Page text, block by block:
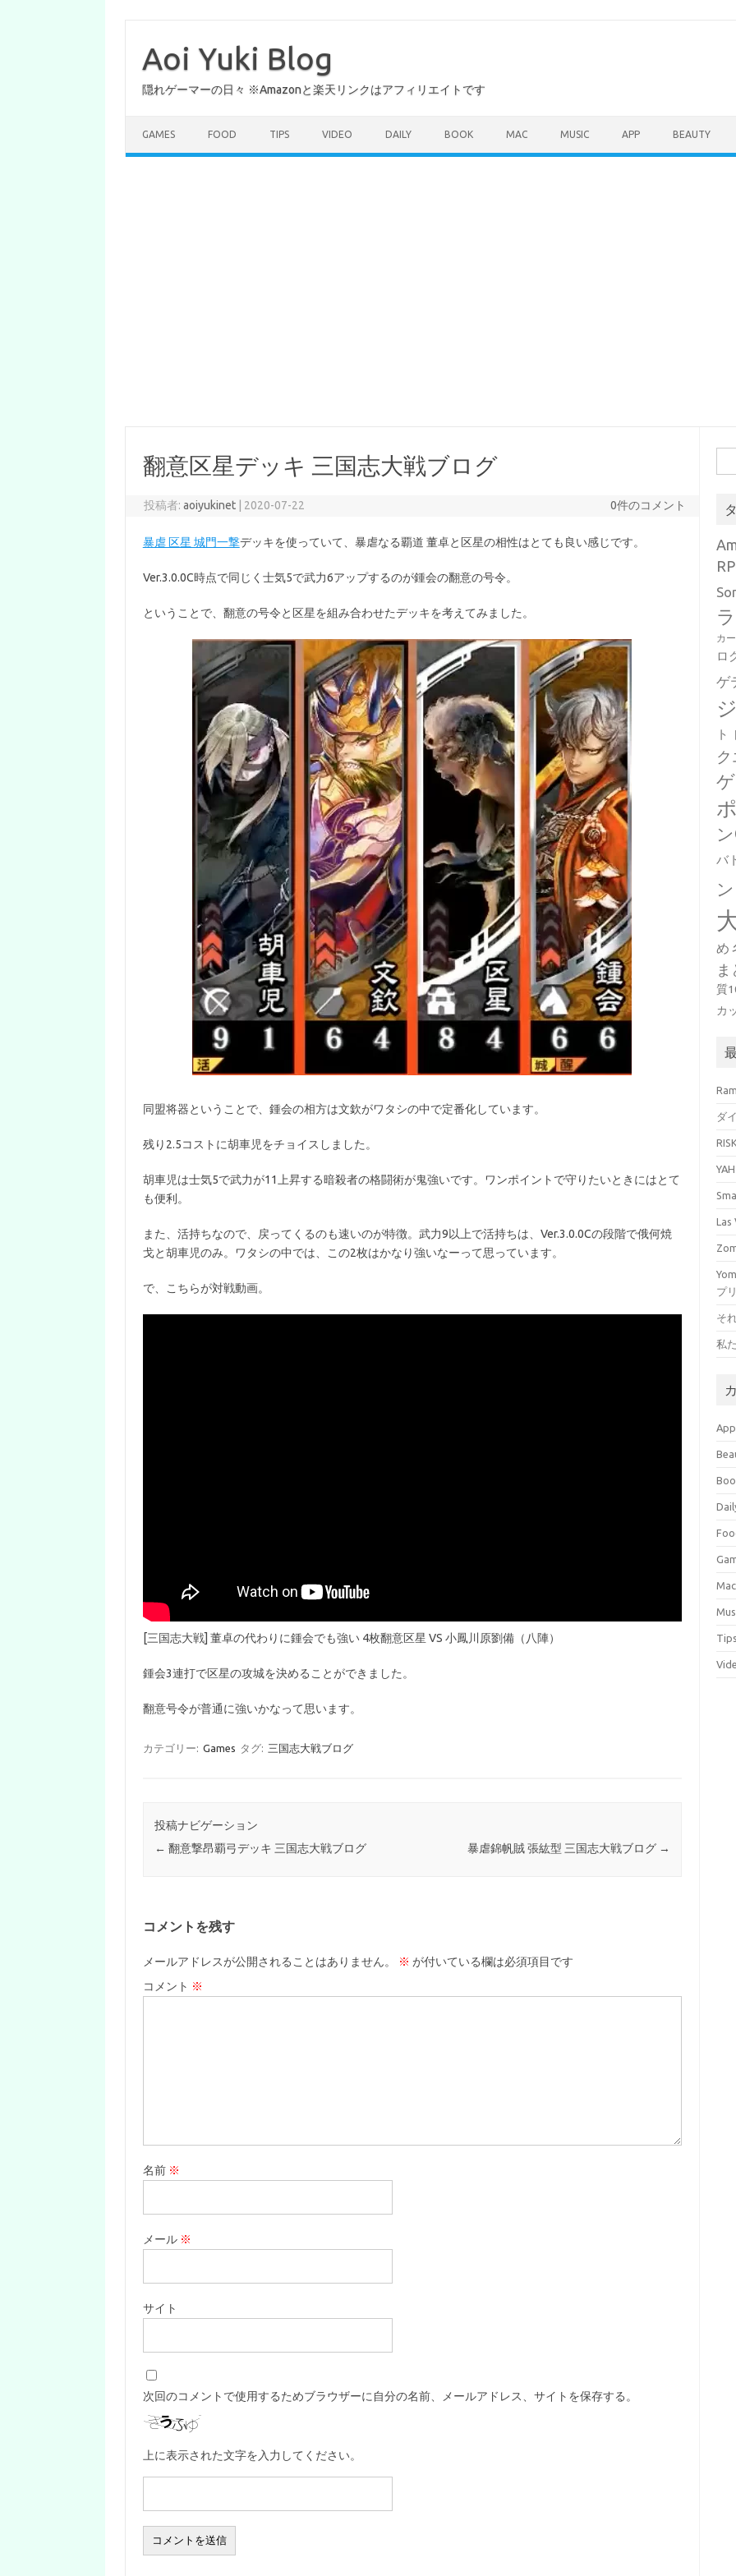
Aoi Yuki Blog
隠れゲーマーの日々 ※Amazonと楽天リンクはアフィリエイトです
GAMES FOOD TIPS VIDEO DAILY BOOK MAC MUSIC APP BEAUTY
翻意区星デッキ 三国志大戦ブログ
投稿者:aoiyukinet 2020-07-22 0件のコメント
暴虐 区星 城門一撃デッキを使っていて、暴虐なる覇道 董卓と区星の相性はとても良い感じです。
Ver.3.0.0C時点で同じく士気5で武力6アップするのが鍾会の翻意の号令。
ということで、翻意の号令と区星を組み合わせたデッキを考えてみました。
同盟将器ということで、鍾会の相方は文欽がワタシの中で定番化しています。
残り2.5コストに胡車児をチョイスしました。
胡車児は士気5で武力が11上昇する暗殺者の格闘術が鬼強いです。ワンポイントで守りたいときにはとて
も便利。
また、活持ちなので、戻ってくるのも速いのが特徴。武力9以上で活持ちは、Ver.3.0.0Cの段階で俄何焼
戈と胡車児のみ。ワタシの中では、この2枚はかなり強いなーって思っています。
で、こちらが対戦動画。
[三国志大戦] 董卓の代わりに鍾会でも強い 4枚翻意区星 VS 小鳳川原劉備（八陣）
鍾会3連打で区星の攻城を決めることができました。
翻意号令が普通に強いかなって思います。
カテゴリー: Games タグ: 三国志大戦ブログ
投稿ナビゲーション
← 翻意撃昂覇弓デッキ 三国志大戦ブログ 暴虐錦帆賊 張紘型 三国志大戦ブログ →
コメントを残す
メールアドレスが公開されることはありません。 ※ が付いている欄は必須項目です
コメント ※
名前 ※
メール ※
サイト
次回のコメントで使用するためブラウザーに自分の名前、メールアドレス、サイトを保存する。
上に表示された文字を入力してください。
索:
カ
ロ
ゲ
ト
バ
め
ま
質
カ
ダ
Las
プリ
そ
私
App
Mac
Tips